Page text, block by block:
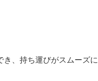
、持ち運びがスムーズに